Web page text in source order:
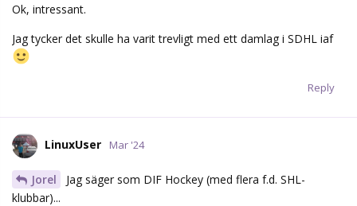
Ok, intressant.
Jag tycker det skulle ha varit trevligt med ett damlag i SDHL iaf
Reply
LinuxUser Mar '24
Jorel
Jag säger som DIF Hockey (med flera f.d. SHL-
klubbar)...